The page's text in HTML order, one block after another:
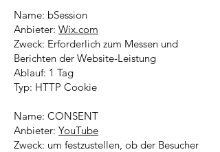
Name: bSession
Anbieter: Wix.com
Zweck: Erforderlich zum Messen und
Berichten der Website-Leistung
Ablauf: 1 Tag
Typ: HTTP Cookie
Name: CONSENT
Anbieter: YouTube
Zweck: um festzustellen, ob der Besucher